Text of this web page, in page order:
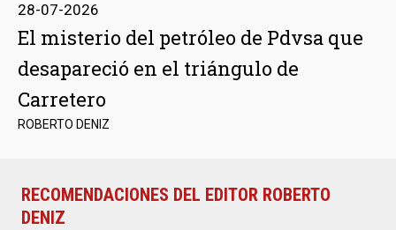
28-07-2026
El misterio del petróleo de Pdvsa que
desapareció en el triángulo de
Carretero
ROBERTO DENIZ
RECOMENDACIONES DEL EDITOR ROBERTO
DENIZ